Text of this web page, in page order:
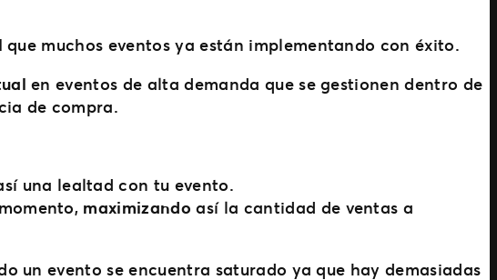
que muchos eventos ya están implementando con éxito.
en eventos de alta demanda que se gestionen dentro de
de compra.
una lealtad con tu evento.
maximizando así la cantidad de ventas a
un evento se encuentra saturado ya que hay demasiadas